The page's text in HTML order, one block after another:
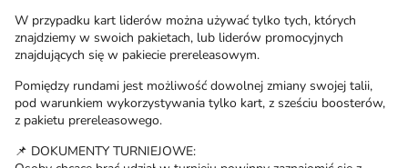
W przypadku kart liderów można używać tylko tych, których
znajdziemy w swoich pakietach, lub liderów promocyjnych
znajdujących się w pakiecie prereleasowym.
Pomiędzy rundami jest możliwość dowolnej zmiany swojej talii,
pod warunkiem wykorzystywania tylko kart, z sześciu boosterów,
z pakietu prereleasowego.
📌 DOKUMENTY TURNIEJOWE: